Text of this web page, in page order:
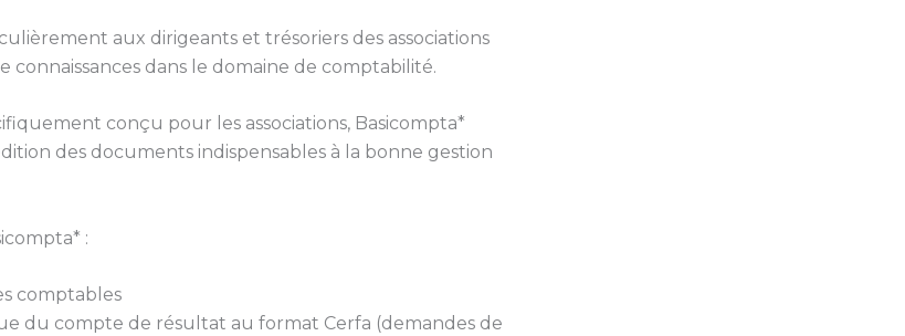
aux dirigeants et trésoriers des associations
connaissances dans le domaine de comptabilité.
conçu pour les associations, Basicompta*
des documents indispensables à la bonne gestion
:
comptables
du compte de résultat au format Cerfa (demandes de